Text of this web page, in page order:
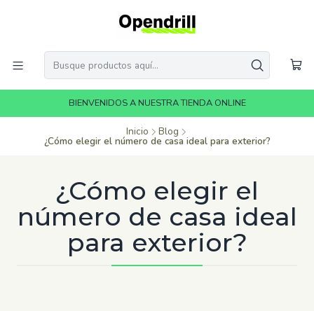
BIENVENIDOS A NUESTRA TIENDA ONLINE
Inicio Blog
¿Cómo elegir el número de casa ideal para exterior?
¿Cómo elegir el
número de casa ideal
para exterior?